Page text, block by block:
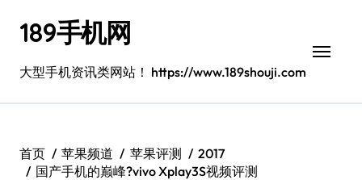
189手机网
大型手机资讯类网站！ https://www.189shouji.com
首页 苹果频道 苹果评测
2017
国产手机的巅峰?vivo Xplay3S视频评测